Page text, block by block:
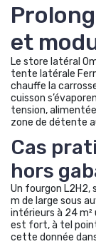
et
Le store latéral
tente latérale
chauffe la
cuisson
tension,
zone de détente
Cas
hors
Un fourgon L2H2,
m de large sous
intérieurs à 24 m²
est fort, à tel
cette donnée